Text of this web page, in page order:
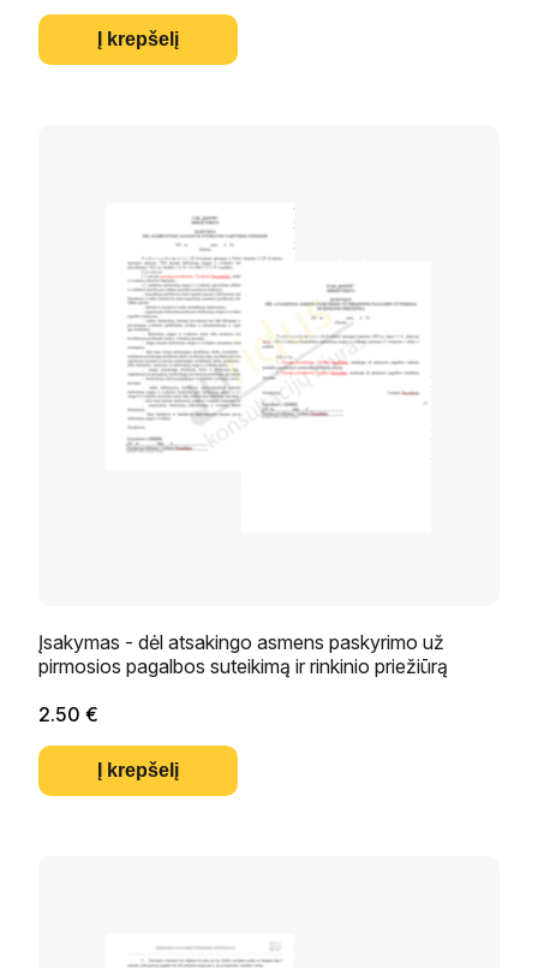
Į krepšelį
Įsakymas - dėl atsakingo asmens paskyrimo už
pirmosios pagalbos suteikimą ir rinkinio priežiūrą
2.50 €
Į krepšelį